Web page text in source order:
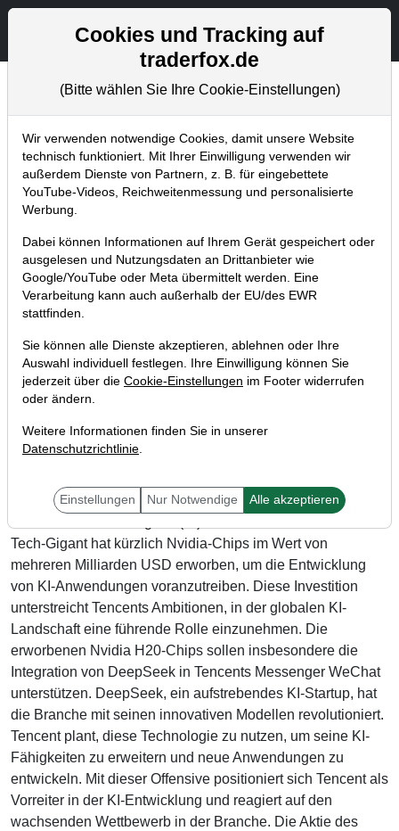
Aktien- und Artikelsuche
Chartanalysen
Home Blog Chartanalysen
Chartanalyse Tencent: KI-Offensive
und Milliardeninvestitionen in
Nvidia-Chips
16.03.2025 um 13:20 Uhr | P. Uhlschmied
zukunftsweisende Strategie, um seine Position im Bereich
Tech-Gigant hat kürzlich Nvidia-Chips im Wert von
mehreren Milliarden USD erworben, um die Entwicklung
von KI-Anwendungen voranzutreiben. Diese Investition
unterstreicht Tencents Ambitionen, in der globalen KI-
Landschaft eine führende Rolle einzunehmen. Die
erworbenen Nvidia H20-Chips sollen insbesondere die
Integration von DeepSeek in Tencents Messenger WeChat
unterstützen. DeepSeek, ein aufstrebendes KI-Startup, hat
die Branche mit seinen innovativen Modellen revolutioniert.
Tencent plant, diese Technologie zu nutzen, um seine KI-
Fähigkeiten zu erweitern und neue Anwendungen zu
entwickeln. Mit dieser Offensive positioniert sich Tencent als
Vorreiter in der KI-Entwicklung und reagiert auf den
wachsenden Wettbewerb in der Branche. Die Aktie des
Cookies und Tracking auf
traderfox.de
(Bitte wählen Sie Ihre Cookie-Einstellungen)
Wir verwenden notwendige Cookies, damit unsere Website
technisch funktioniert. Mit Ihrer Einwilligung verwenden wir
außerdem Dienste von Partnern, z. B. für eingebettete
YouTube-Videos, Reichweitenmessung und personalisierte
Werbung.
Dabei können Informationen auf Ihrem Gerät gespeichert oder
ausgelesen und Nutzungsdaten an Drittanbieter wie
Google/YouTube oder Meta übermittelt werden. Eine
Verarbeitung kann auch außerhalb der EU/des EWR
stattfinden.
Sie können alle Dienste akzeptieren, ablehnen oder Ihre
Auswahl individuell festlegen. Ihre Einwilligung können Sie
jederzeit über die Cookie-Einstellungen im Footer widerrufen
oder ändern.
Weitere Informationen finden Sie in unserer
Datenschutzrichtlinie.
Einstellungen Nur Notwendige Alle akzeptieren